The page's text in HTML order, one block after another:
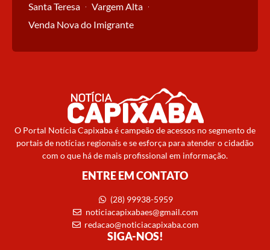
Santa Teresa
Vargem Alta
Venda Nova do Imigrante
O Portal Notícia Capixaba é campeão de acessos no segmento de
portais de notícias regionais e se esforça para atender o cidadão
com o que há de mais profissional em informação.
ENTRE EM CONTATO
(28) 99938-5959
noticiacapixabaes@gmail.com
redacao@noticiacapixaba.com
SIGA-NOS!